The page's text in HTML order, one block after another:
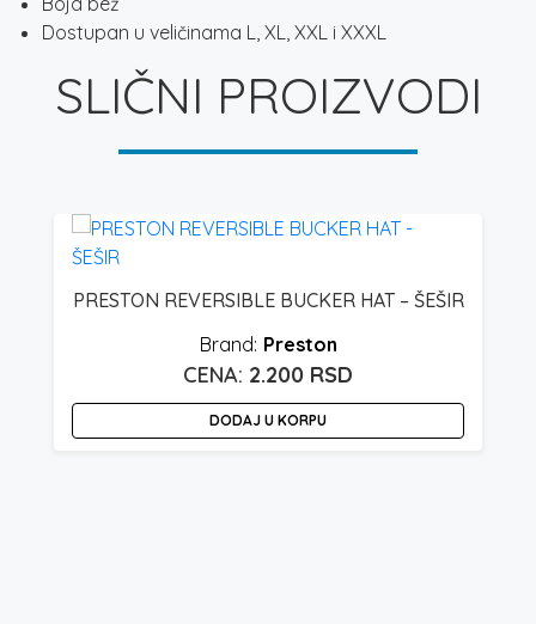
Dostupan u veličinama L, XL, XXL i XXXL
SLIČNI PROIZVODI
PRESTON REVERSIBLE BUCKER HAT – ŠEŠIR
Preston
2.200 RSD
DODAJ U KORPU